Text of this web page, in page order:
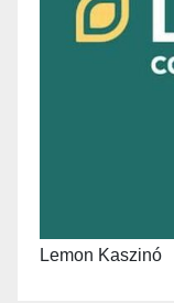
Lemon Kaszinó